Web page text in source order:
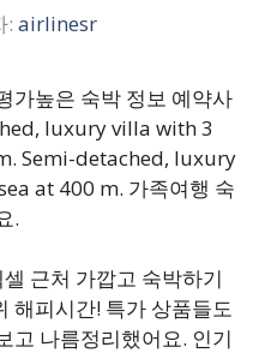
: airlinesr
가높은 숙박 정보 예약사
luxury villa with 3
Semi-detached, luxury
at 400 m. 가족여행 숙
.
근처 가깝고 숙박하기
해피시간! 특가 상품들도
고 나름정리했어요. 인기